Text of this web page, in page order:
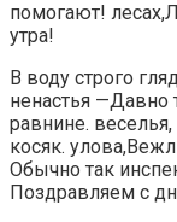
помогают!​
утра!​
​В воду строго
ненастья​​ —​​Давно
равнине.​​
косяк.​
Обычно так
Поздравляем с